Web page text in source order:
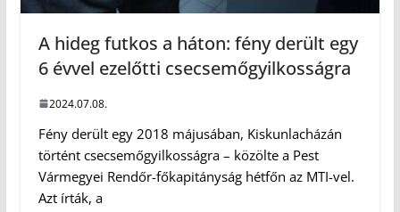
A hideg futkos a háton: fény derült egy
6 évvel ezelőtti csecsemőgyilkosságra
2024.07.08.
Fény derült egy 2018 májusában, Kiskunlacházán
történt csecsemőgyilkosságra – közölte a Pest
Vármegyei Rendőr-főkapitányság hétfőn az MTI-vel.
Azt írták, a